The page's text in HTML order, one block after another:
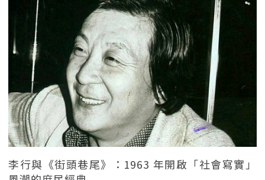
李行與《街頭巷尾》：1963 年開啟「社會寫實」